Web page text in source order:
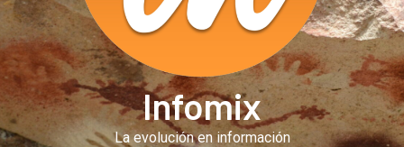
Infomix
La evolución en información